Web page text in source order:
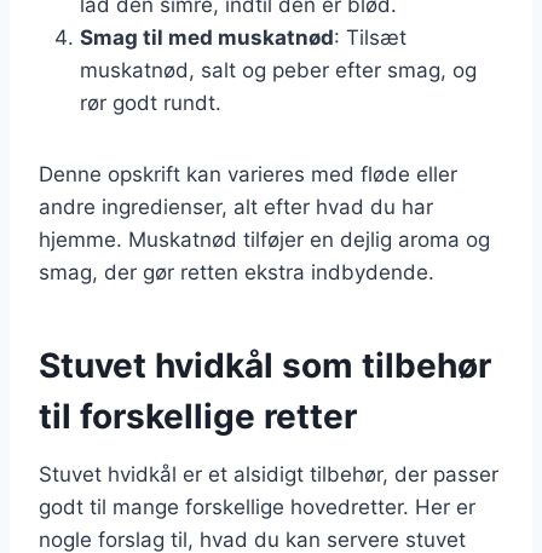
Smag til med muskatnød: Tilsæt
muskatnød, salt og peber efter smag, og
rør godt rundt.
Denne opskrift kan varieres med fløde eller
andre ingredienser, alt efter hvad du har
hjemme. Muskatnød tilføjer en dejlig aroma og
smag, der gør retten ekstra indbydende.
Stuvet hvidkål som tilbehør
til forskellige retter
Stuvet hvidkål er et alsidigt tilbehør, der passer
godt til mange forskellige hovedretter. Her er
nogle forslag til, hvad du kan servere stuvet